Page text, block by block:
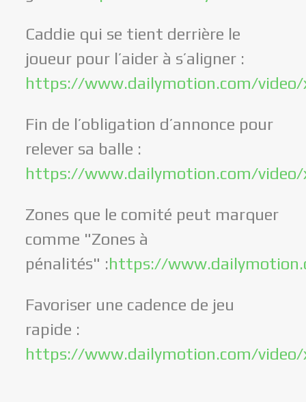
Caddie qui se tient derrière le
joueur pour l’aider à s’aligner :
https://www.dailymotion.com/video/
Fin de l’obligation d’annonce pour
relever sa balle :
https://www.dailymotion.com/video/
Zones que le comité peut marquer
comme "Zones à
pénalités" :https://
Favoriser une cadence de jeu
rapide :
https://www.dailymotion.com/